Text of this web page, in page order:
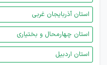
استان آذربایجان غربی
استان چهارمحال و بختیاری
استان اردبیل